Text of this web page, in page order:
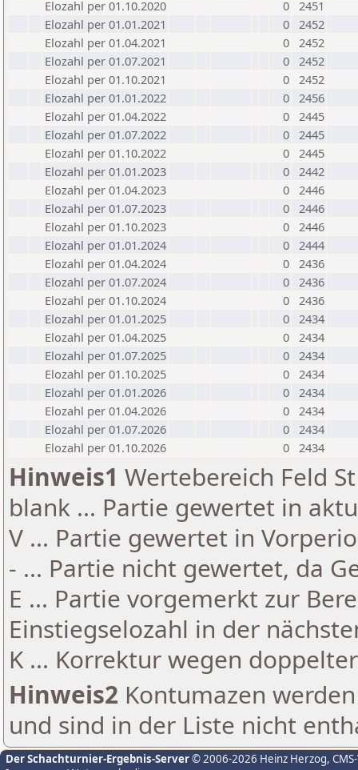
Elozahl per 01.10.2020
0 2451
Elozahl per 01.01.2021
0 2452
Elozahl per 01.04.2021
0 2452
Elozahl per 01.07.2021
0 2452
Elozahl per 01.10.2021
0 2452
Elozahl per 01.01.2022
0 2456
Elozahl per 01.04.2022
0 2445
Elozahl per 01.07.2022
0 2445
Elozahl per 01.10.2022
0 2445
Elozahl per 01.01.2023
0 2442
Elozahl per 01.04.2023
0 2446
Elozahl per 01.07.2023
0 2446
Elozahl per 01.10.2023
0 2446
Elozahl per 01.01.2024
0 2444
Elozahl per 01.04.2024
0 2436
Elozahl per 01.07.2024
0 2436
Elozahl per 01.10.2024
0 2436
Elozahl per 01.01.2025
0 2434
Elozahl per 01.04.2025
0 2434
Elozahl per 01.07.2025
0 2434
Elozahl per 01.10.2025
0 2434
Elozahl per 01.01.2026
0 2434
Elozahl per 01.04.2026
0 2434
Elozahl per 01.07.2026
0 2434
Elozahl per 01.10.2026
0 2434
Hinweis1 Wertebereich Feld
blank ... Partie gewertet in
V ... Partie gewertet in
- ... Partie nicht gewertet, da
E ... Partie vorgemerkt zur
Einstiegselozahl in der
K ... Korrektur wegen
Hinweis2 Kontumazen
und sind in der Liste nicht
Der Schachturnier-Ergebnis-Server© 2006-2026 Heinz Herzog,